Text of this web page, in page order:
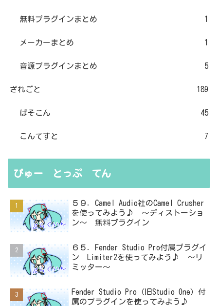
無料プラグインまとめ 1
メーカーまとめ 1
音源プラグインまとめ 5
ざれごと 189
ぱそこん 45
こんてすと 7
びゅー とっぷ てん
５９．Camel Audio社のCamel Crusher
を使ってみよう♪ ～ディストーショ
ン～ 無料プラグイン
６５．Fender Studio Pro付属プラグイ
ン Limiter2を使ってみよう♪ ～リ
ミッター～
Fender Studio Pro（旧Studio One）付
属のプラグインを使ってみよう♪